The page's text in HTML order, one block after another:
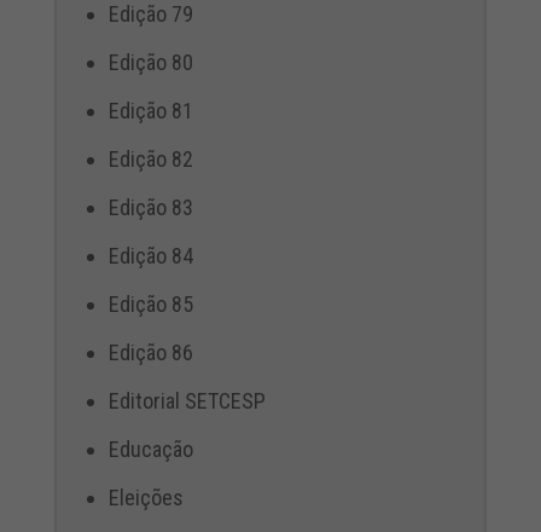
Edição 79
Edição 80
Edição 81
Edição 82
Edição 83
Edição 84
Edição 85
Edição 86
Editorial SETCESP
Educação
Eleições